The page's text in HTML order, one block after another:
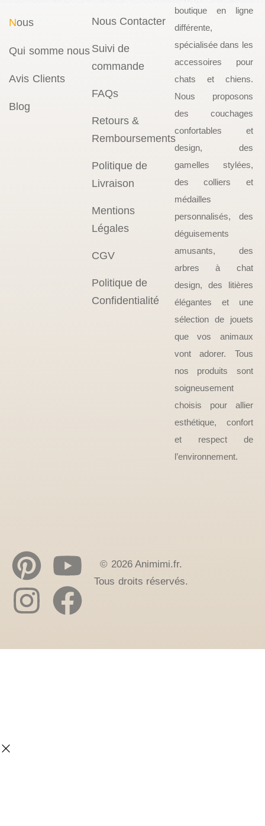
Nous
Qui somme nous
Avis Clients
Blog
Nous Contacter
Suivi de
commande
FAQs
Retours &
Remboursements
Politique de
Livraison
Mentions
Légales
CGV
Politique de
Confidentialité
boutique en ligne
différente,
spécialisée dans les
accessoires pour
chats et chiens.
Nous proposons
des couchages
confortables et
design, des
gamelles stylées,
des colliers et
médailles
personnalisés, des
déguisements
amusants, des
arbres à chat
design, des litières
élégantes et une
sélection de jouets
que vos animaux
vont adorer. Tous
nos produits sont
soigneusement
choisis pour allier
esthétique, confort
et respect de
l’environnement.
© 2026 Animimi.fr.
Tous droits réservés.